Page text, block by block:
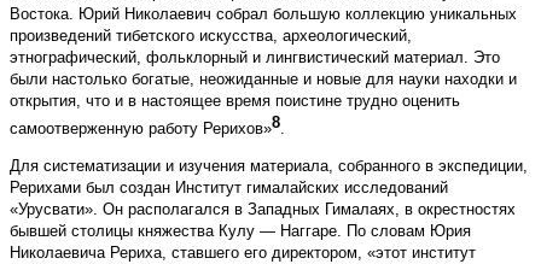
Востока. Юрий Николаевич собрал большую коллекцию уникальных
произведений тибетского искусства, археологический,
этнографический, фольклорный и лингвистический материал. Это
были настолько богатые, неожиданные и новые для науки находки и
открытия, что и в настоящее время поистине трудно оценить
самоотверженную работу Рерихов»8.
Для систематизации и изучения материала, собранного в экспедиции,
Рерихами был создан Институт гималайских исследований
«Урусвати». Он располагался в Западных Гималаях, в окрестностях
бывшей столицы княжества Кулу — Наггаре. По словам Юрия
Николаевича Рериха, ставшего его директором, «этот институт